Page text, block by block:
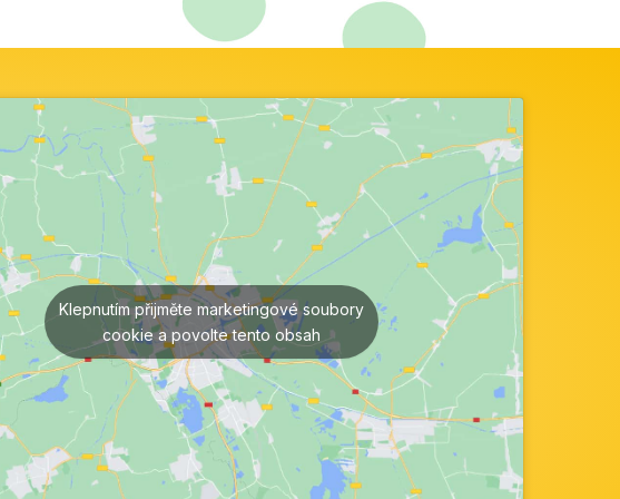
Klepnutím přijměte marketingové soubory
cookie a povolte tento obsah